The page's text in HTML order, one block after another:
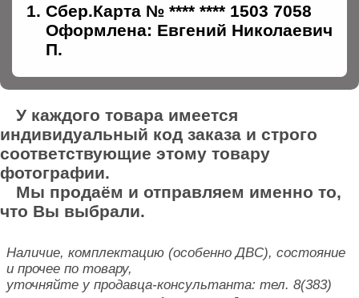
Сбер.Карта № **** **** 1503 7058
Оформлена: Евгений Николаевич
П.
У каждого товара имеется
индивидуальный код заказа и строго
соответствующие этому товару
фотографии.
Мы продаём и отправляем именно то,
что Вы выбрали.
Наличие, комплектацию (особенно ДВС), состояние
и прочее по товару,
уточняйте у продавца-консультанта: тел. 8(383)